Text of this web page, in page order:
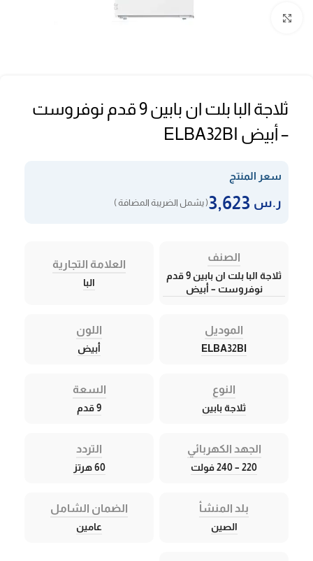
ثلاجة البا بلت ان بابين 9 قدم نوفروست
– أبيض ELBA32BI
سعر المنتج
ر.س ( يشمل الضريبة المضافة )
الصنف
ثلاجة البا بلت ان بابين 9 قدم
نوفروست – أبيض
العلامة التجارية
البا
الموديل
ELBA32BI
اللون
أبيض
النوع
ثلاجة بابين
السعة
9 قدم
الجهد الكهربائي
220 – 240 فولت
التردد
60 هرتز
بلد المنشأ
الصين
الضمان الشامل
عامين